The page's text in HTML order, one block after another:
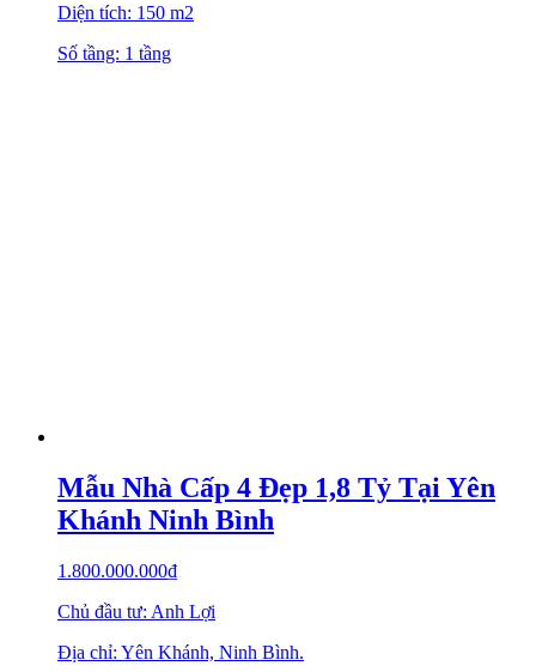
Diện tích: 150 m2
Số tầng: 1 tầng
Mẫu Nhà Cấp 4 Đẹp 1,8 Tỷ Tại Yên
Khánh Ninh Bình
1.800.000.000₫
Chủ đầu tư: Anh Lợi
Địa chỉ: Yên Khánh, Ninh Bình.